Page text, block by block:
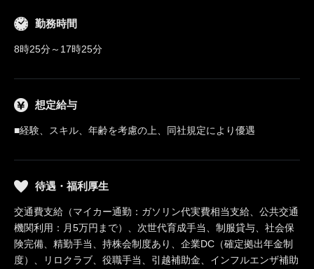
勤務時間
8時25分～17時25分
想定給与
■経験、スキル、年齢を考慮の上、同社規定により優遇
待遇・福利厚生
交通費支給（マイカー通勤：ガソリン代実費相当支給、公共交通
機関利用：月5万円まで）、次世代育成手当、制服貸与、社会保
険完備、精勤手当、持株会制度あり、企業DC（確定拠出年金制
度）、リロクラブ、役職手当、引越補助金、インフルエンザ補助